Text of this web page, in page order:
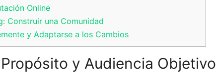
Online
Construir una Comunidad
y Adaptarse a los Cambios
y Audiencia Objetivo